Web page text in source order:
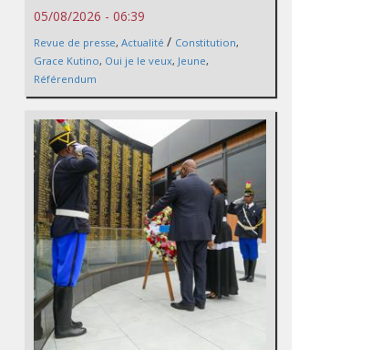
05/08/2026 - 06:39
Revue de presse, Actualité / Constitution,
Grace Kutino, Oui je le veux, Jeune,
Référendum